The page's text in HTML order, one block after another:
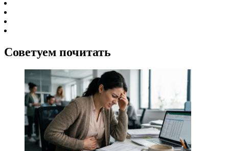
Советуем почитать